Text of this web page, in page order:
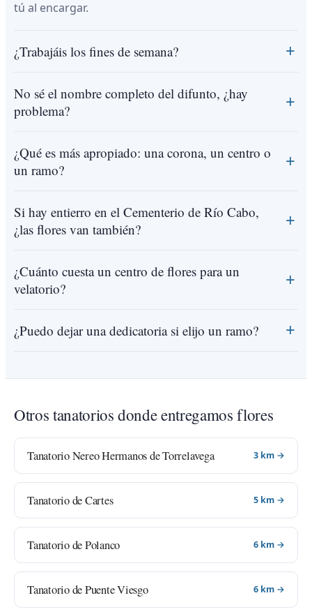
tú al encargar.
¿Trabajáis los fines de semana?
No sé el nombre completo del difunto, ¿hay
problema?
¿Qué es más apropiado: una corona, un centro o
un ramo?
Si hay entierro en el Cementerio de Río Cabo,
¿las flores van también?
¿Cuánto cuesta un centro de flores para un
velatorio?
¿Puedo dejar una dedicatoria si elijo un ramo?
Otros tanatorios donde entregamos flores
Tanatorio Nereo Hermanos de Torrelavega 3 km →
Tanatorio de Cartes 5 km →
Tanatorio de Polanco 6 km →
Tanatorio de Puente Viesgo 6 km →